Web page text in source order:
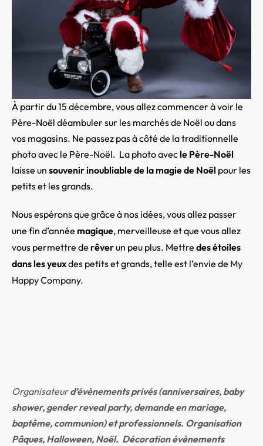
À partir du 15 décembre, vous allez commencer à voir le
Père-Noël déambuler sur les marchés de Noël ou dans
vos magasins. Ne passez pas à côté de la traditionnelle
photo avec le Père-Noël. La photo avec le Père-Noël
laisse un souvenir inoubliable de la magie de Noël pour les
petits et les grands.
Nous espérons que grâce à nos idées, vous allez passer
une fin d’année magique, merveilleuse et que vous allez
vous permettre de rêverun peu plus. Mettre des étoiles
dans les yeuxdes petits et grands, telle est l’envie de My
Happy Company.
Organisateurd’évènements privés (anniversaires, baby
shower, gender reveal party, demande en mariage,
baptême, communion) et professionnels. Organisation
Pâques, Halloween, Noël. Décoration évènements